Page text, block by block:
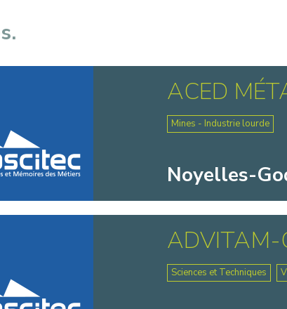
ACED
Mines - Industrie lourde
Noyelles-
ADVITAM-
Sciences et Techniques